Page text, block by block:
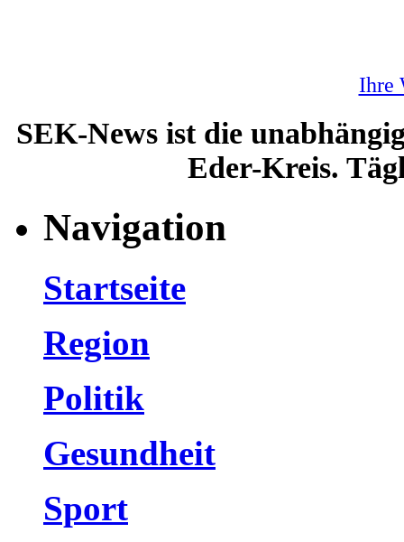
Ihre
SEK-News ist die
Eder-Kreis.
Navigation
Startseite
Region
Politik
Gesundheit
Sport